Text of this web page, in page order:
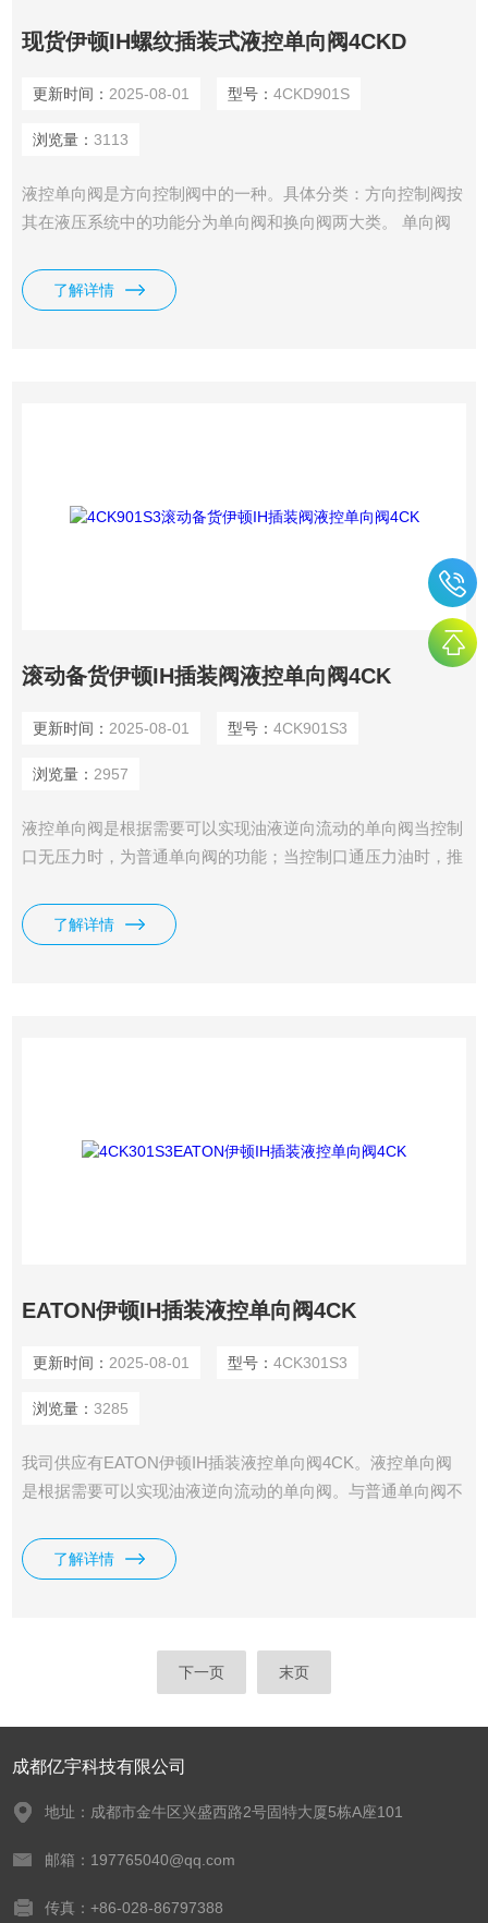
现货伊顿IH螺纹插装式液控单向阀4CKD
更新时间： 2025-08-01 型号： 4CKD901S
浏览量： 3113
液控单向阀是方向控制阀中的一种。具体分类：方向控制阀按
其在液压系统中的功能分为单向阀和换向阀两大类。 单向阀
伊顿IH螺纹插装式液控单向阀4CKD。
了解详情
滚动备货伊顿IH插装阀液控单向阀4CK
更新时间： 2025-08-01 型号： 4CK901S3
浏览量： 2957
液控单向阀是根据需要可以实现油液逆向流动的单向阀当控制
口无压力时，为普通单向阀的功能；当控制口通压力油时，推
IH插装阀液控单向阀4CK。
了解详情
EATON伊顿IH插装液控单向阀4CK
更新时间： 2025-08-01 型号： 4CK301S3
浏览量： 3285
我司供应有EATON伊顿IH插装液控单向阀4CK。液控单向阀
是根据需要可以实现油液逆向流动的单向阀。与普通单向阀不
了解详情
下一页 末页
成都亿宇科技有限公司
地址：成都市金牛区兴盛西路2号固特大厦5栋A座101
邮箱：197765040@qq.com
传真：+86-028-86797388